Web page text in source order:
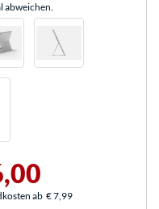
abweichen.
ab € 7,99